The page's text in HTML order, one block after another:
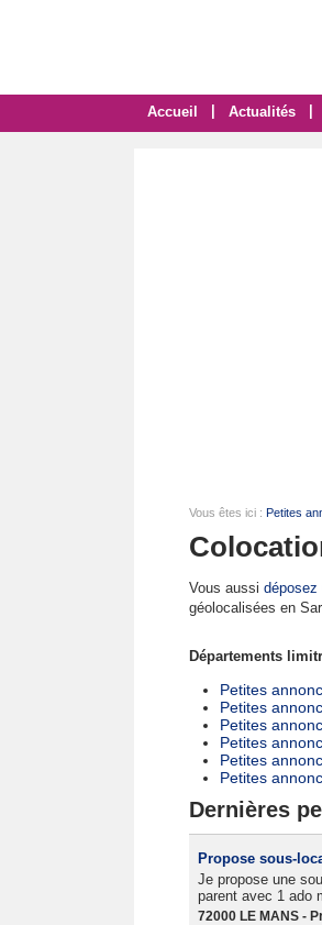
Accueil Actualités
Vous êtes ici : Petites
Vous aussi déposez
géolocalisées en
Départements
Petites
Petites
Petites
Petites
Petites
Petites
Dernières
Propose sous-
Je propose une
parent avec 1 ado
72000 LE MANS -